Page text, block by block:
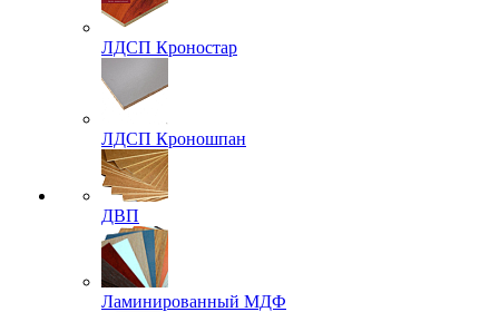
ЛДСП Кроностар
ЛДСП Кроношпан
ДВП
Ламинированный МДФ